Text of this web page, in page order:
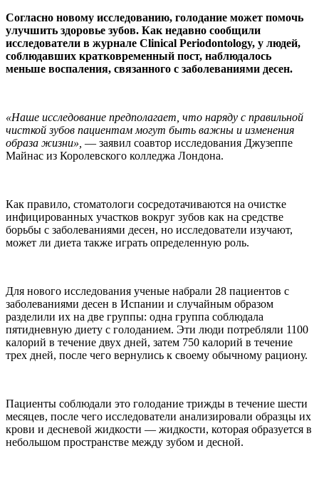
Согласно новому исследованию, голодание может помочь
улучшить здоровье зубов. Как недавно сообщили
исследователи в журнале Clinical Periodontology, у людей,
соблюдавших кратковременный пост, наблюдалось
меньше воспаления, связанного с заболеваниями десен.
«Наше исследование предполагает, что наряду с правильной
чисткой зубов пациентам могут быть важны и изменения
образа жизни», — заявил соавтор исследования Джузеппе
Майнас из Королевского колледжа Лондона.
Как правило, стоматологи сосредотачиваются на очистке
инфицированных участков вокруг зубов как на средстве
борьбы с заболеваниями десен, но исследователи изучают,
может ли диета также играть определенную роль.
Для нового исследования ученые набрали 28 пациентов с
заболеваниями десен в Испании и случайным образом
разделили их на две группы: одна группа соблюдала
пятидневную диету с голоданием. Эти люди потребляли 1100
калорий в течение двух дней, затем 750 калорий в течение
трех дней, после чего вернулись к своему обычному рациону.
Пациенты соблюдали это голодание трижды в течение шести
месяцев, после чего исследователи анализировали образцы их
крови и десневой жидкости — жидкости, которая образуется в
небольшом пространстве между зубом и десной.